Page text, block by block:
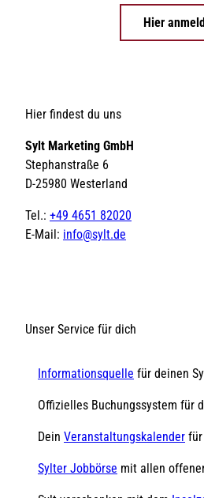
Hier
Hier findest du uns
Sylt Marketing GmbH
Stephanstraße 6
D-25980 Westerland
Tel.: +49 4651 82020
E-Mail: info@sylt.de
Unser Service für dich
Informationsquelle für deinen
Offizielles Buchungssystem für
Dein Veranstaltungskalender für
Sylter Jobbörse mit allen